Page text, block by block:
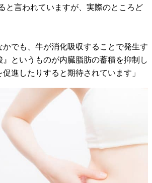
と言われていますが、実際のところど
かでも、牛が消化吸収することで発生す
』というものが内臓脂肪の蓄積を抑制し
進したりすると期待されています」